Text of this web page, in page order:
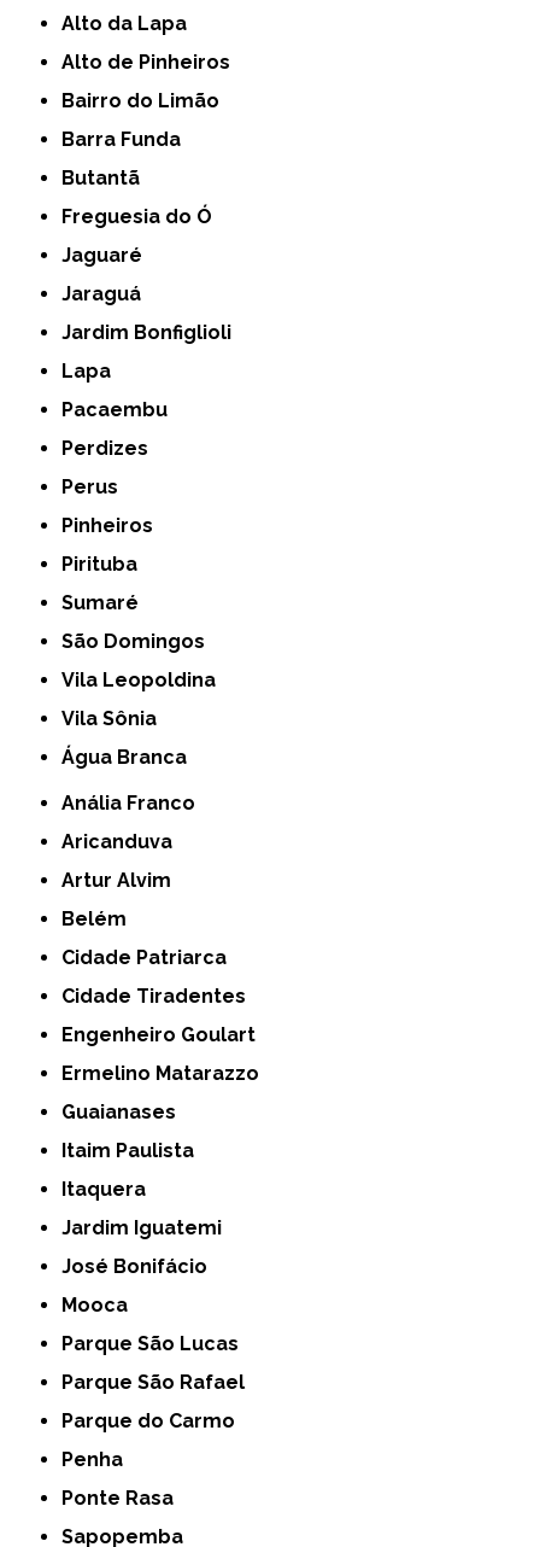
Alto da Lapa
Alto de Pinheiros
Bairro do Limão
Barra Funda
Butantã
Freguesia do Ó
Jaguaré
Jaraguá
Jardim Bonfiglioli
Lapa
Pacaembu
Perdizes
Perus
Pinheiros
Pirituba
Sumaré
São Domingos
Vila Leopoldina
Vila Sônia
Água Branca
Anália Franco
Aricanduva
Artur Alvim
Belém
Cidade Patriarca
Cidade Tiradentes
Engenheiro Goulart
Ermelino Matarazzo
Guaianases
Itaim Paulista
Itaquera
Jardim Iguatemi
José Bonifácio
Mooca
Parque São Lucas
Parque São Rafael
Parque do Carmo
Penha
Ponte Rasa
Sapopemba